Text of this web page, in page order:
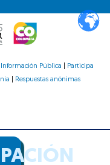
Pública
Participa
Respuestas anónimas